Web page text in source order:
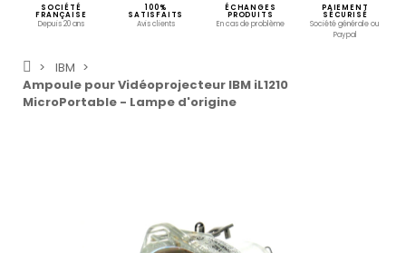
SOCIÉTÉ
FRANÇAISE
Depuis 20 ans
100%
SATISFAITS
Avis clients
ÉCHANGES
PRODUITS
En cas de problème
PAIEMENT
SÉCURISÉ
Société générale ou
Paypal
IBM
Ampoule pour Vidéoprojecteur IBM iL1210
MicroPortable - Lampe d'origine